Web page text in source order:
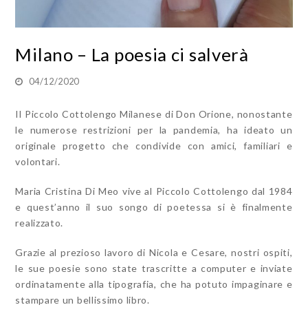
Milano – La poesia ci salverà
04/12/2020
Il Piccolo Cottolengo Milanese di Don Orione, nonostante
le numerose restrizioni per la pandemia, ha ideato un
originale progetto che condivide con amici, familiari e
volontari.
Maria Cristina Di Meo vive al Piccolo Cottolengo dal 1984
e quest’anno il suo songo di poetessa si è finalmente
realizzato.
Grazie al prezioso lavoro di Nicola e Cesare, nostri ospiti,
le sue poesie sono state trascritte a computer e inviate
ordinatamente alla tipografia, che ha potuto impaginare e
stampare un bellissimo libro.